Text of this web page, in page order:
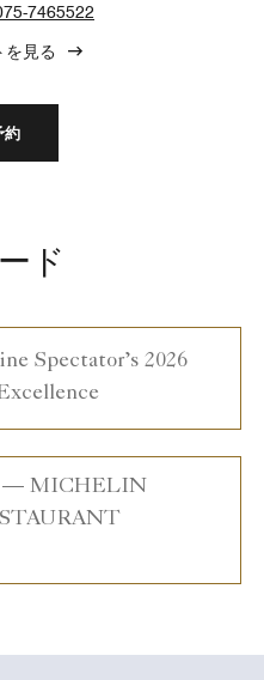
7465522
を見る
約
ド
Spectator’s 2026
— MICHELIN